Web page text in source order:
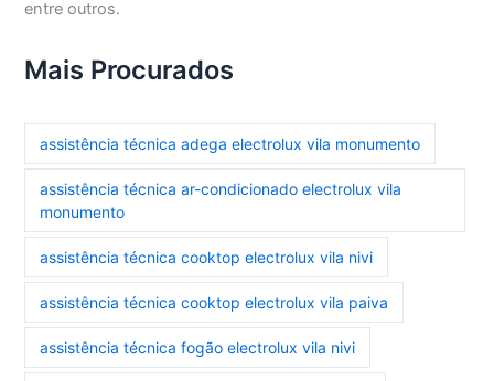
entre outros.
Mais Procurados
assistência técnica adega electrolux vila monumento
assistência técnica ar-condicionado electrolux vila
monumento
assistência técnica cooktop electrolux vila nivi
assistência técnica cooktop electrolux vila paiva
assistência técnica fogão electrolux vila nivi